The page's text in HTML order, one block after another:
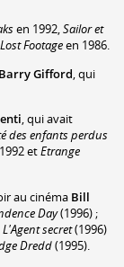
en 1992, Sailor et
Footageen 1986.
Barry Gifford, qui
, qui avait
des enfants perdus
etEtrange
au cinéma Bill
Day(1996) ;
L'Agent secret(1996)
Dredd(1995).